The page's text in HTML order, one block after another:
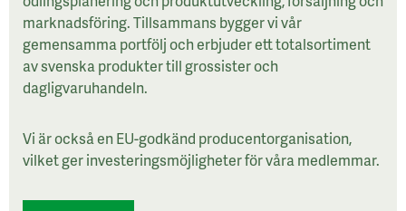
marknadsföring. Tillsammans bygger vi vår
gemensamma portfölj och erbjuder ett totalsortiment
av svenska produkter till grossister och
dagligvaruhandeln.
Vi är också en EU-godkänd producentorganisation,
vilket ger investeringsmöjligheter för våra medlemmar.